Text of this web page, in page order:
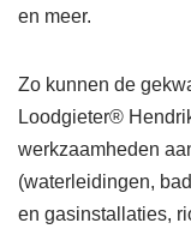
en meer.
Zo kunnen de
Loodgieter®
werkzaamheden
(waterleidingen,
en gasinstallaties,